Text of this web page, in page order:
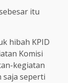
itu
hibah KPID
Komisi
kegiatan
saja seperti